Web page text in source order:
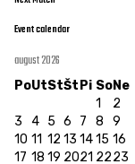
Event calendar
august 2026
PoUtStŠt Pi SoNe
1
2
3
4 5 6 7 8
9
10 11 12 13 14 15 16
17 18 19 2021 2223